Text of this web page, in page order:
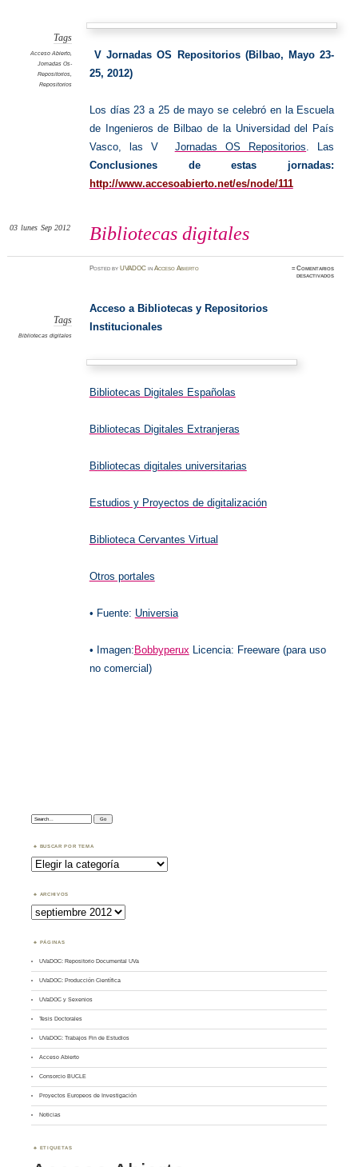
Tags
Acceso Abierto,
Jornadas Os-
Repositorios,
Repositorios
V Jornadas OS Repositorios (Bilbao, Mayo 23-
25, 2012)
Los días 23 a 25 de mayo se celebró en la Escuela
de Ingenieros de Bilbao de la Universidad del País
Vasco, las V Jornadas OS Repositorios
Las
Conclusiones de estas jornadas:
http://www.accesoabierto.net/es/node/111
Bibliotecas digitales
03 lunes Sep 2012
PostedbyUVADOC inAcceso Abierto ≈Comentarios
desactivadosen
Tags
Bibliotecas digitales
Acceso a Bibliotecas y Repositorios
Institucionales
Bibliotecas Digitales Españolas
Bibliotecas Digitales Extranjeras
Bibliotecas digitales universitarias
Estudios y Proyectos de digitalización
Biblioteca Cervantes Virtual
Otros portales
• Fuente: Universia
• Imagen:Bobbyperux Licencia: Freeware (para uso
no comercial)
Search:
BUSCAR POR TEMA
Buscar
por
Tema
ARCHIVOS
Archivos
PÁGINAS
UVaDOC: Repositorio Documental UVa
UVaDOC: Producción Científica
UVaDOC y Sexenios
Tesis Doctorales
UVaDOC: Trabajos Fin de Estudios
Acceso Abierto
Consorcio BUCLE
Proyectos Europeos de Investigación
Noticias
ETIQUETAS